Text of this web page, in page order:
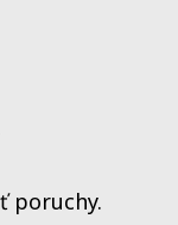
poruchy.